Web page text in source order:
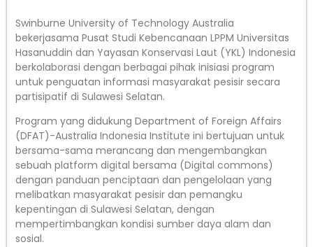
Swinburne University of Technology Australia
bekerjasama Pusat Studi Kebencanaan LPPM Universitas
Hasanuddin dan Yayasan Konservasi Laut (YKL) Indonesia
berkolaborasi dengan berbagai pihak inisiasi program
untuk penguatan informasi masyarakat pesisir secara
partisipatif di Sulawesi Selatan.
Program yang didukung Department of Foreign Affairs
(DFAT)-Australia Indonesia Institute ini bertujuan untuk
bersama-sama merancang dan mengembangkan
sebuah platform digital bersama (Digital commons)
dengan panduan penciptaan dan pengelolaan yang
melibatkan masyarakat pesisir dan pemangku
kepentingan di Sulawesi Selatan, dengan
mempertimbangkan kondisi sumber daya alam dan
sosial.